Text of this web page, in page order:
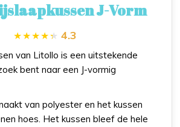
J-Vorm
4.3
van Litollo is een uitstekende
bent naar een J-vormig
van polyester en het kussen
hoes. Het kussen bleef de hele